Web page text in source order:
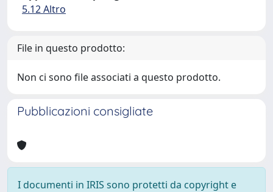
5.12 Altro
File in questo prodotto:
Non ci sono file associati a questo prodotto.
Pubblicazioni consigliate
I documenti in IRIS sono protetti da copyright e